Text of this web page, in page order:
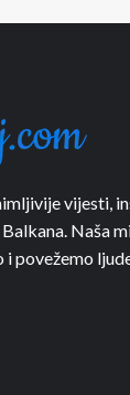
vijesti,
Naša
i povežemo